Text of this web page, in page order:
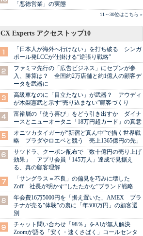
「悪徳営業」の実態
11～30位はこちら »
CX Experts アクセストップ10
「日本人が海外へ行けない」を打ち破る シンガ
ポール発LCCが仕掛ける“逆張り戦略”
ファミマ先行の「広告ビジネス」にセブンが参
入、勝算は？ 全国約2万店舗と約1億人の顧客デ
ータを武器に
高級車なのに「目立たない」が武器？ アウディ
が木梨憲武と示す“売り込まない”顧客づくり
富裕層の「使う喜び」をどう引き出すか ダイナ
ースとニューオータニ「18万円超カード」の真意
オニツカタイガーが“新宿ど真ん中”で描く世界戦
略 プラダやロエベと競う「売上1365億円の先」
サツドラ、クーポン配布で「数十億円の売り上げ
効果」 アプリ会員「145万人」達成で見据え
る、真の顧客理解
「サングラス＝不良」の偏見を巧みに壊した
Zoff 社長が明かす“したたかな”ブランド戦略
年会費16万5000円を「据え置いた」AMEX プラ
チナが売る"体験"の裏に「年500万円」の顧客選
別
チャット問い合わせ「98％」をAIが無人解決
Zoomが語る「安く・速くさばく」コールセンタ